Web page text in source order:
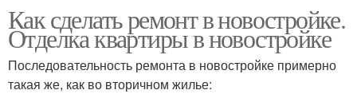
Как сделать ремонт в новостройке.
Отделка квартиры в новостройке
Последовательность ремонта в новостройке примерно
такая же, как во вторичном жилье: